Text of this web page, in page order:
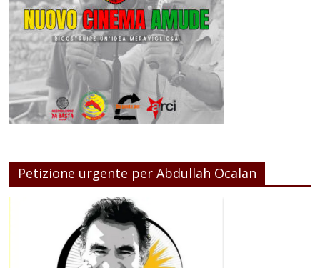
Petizione urgente per Abdullah Ocalan